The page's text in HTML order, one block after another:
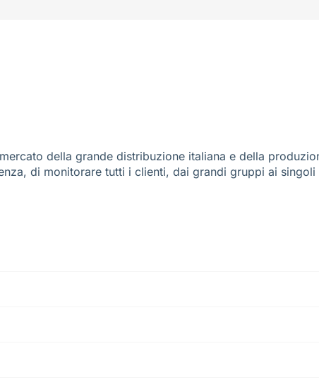
della grande distribuzione italiana e della
di monitorare tutti i clienti, dai grandi gruppi ai singoli